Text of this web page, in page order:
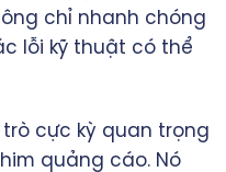
chỉ nhanh chóng
lỗi kỹ thuật có thể
cực kỳ quan trọng
quảng cáo. Nó